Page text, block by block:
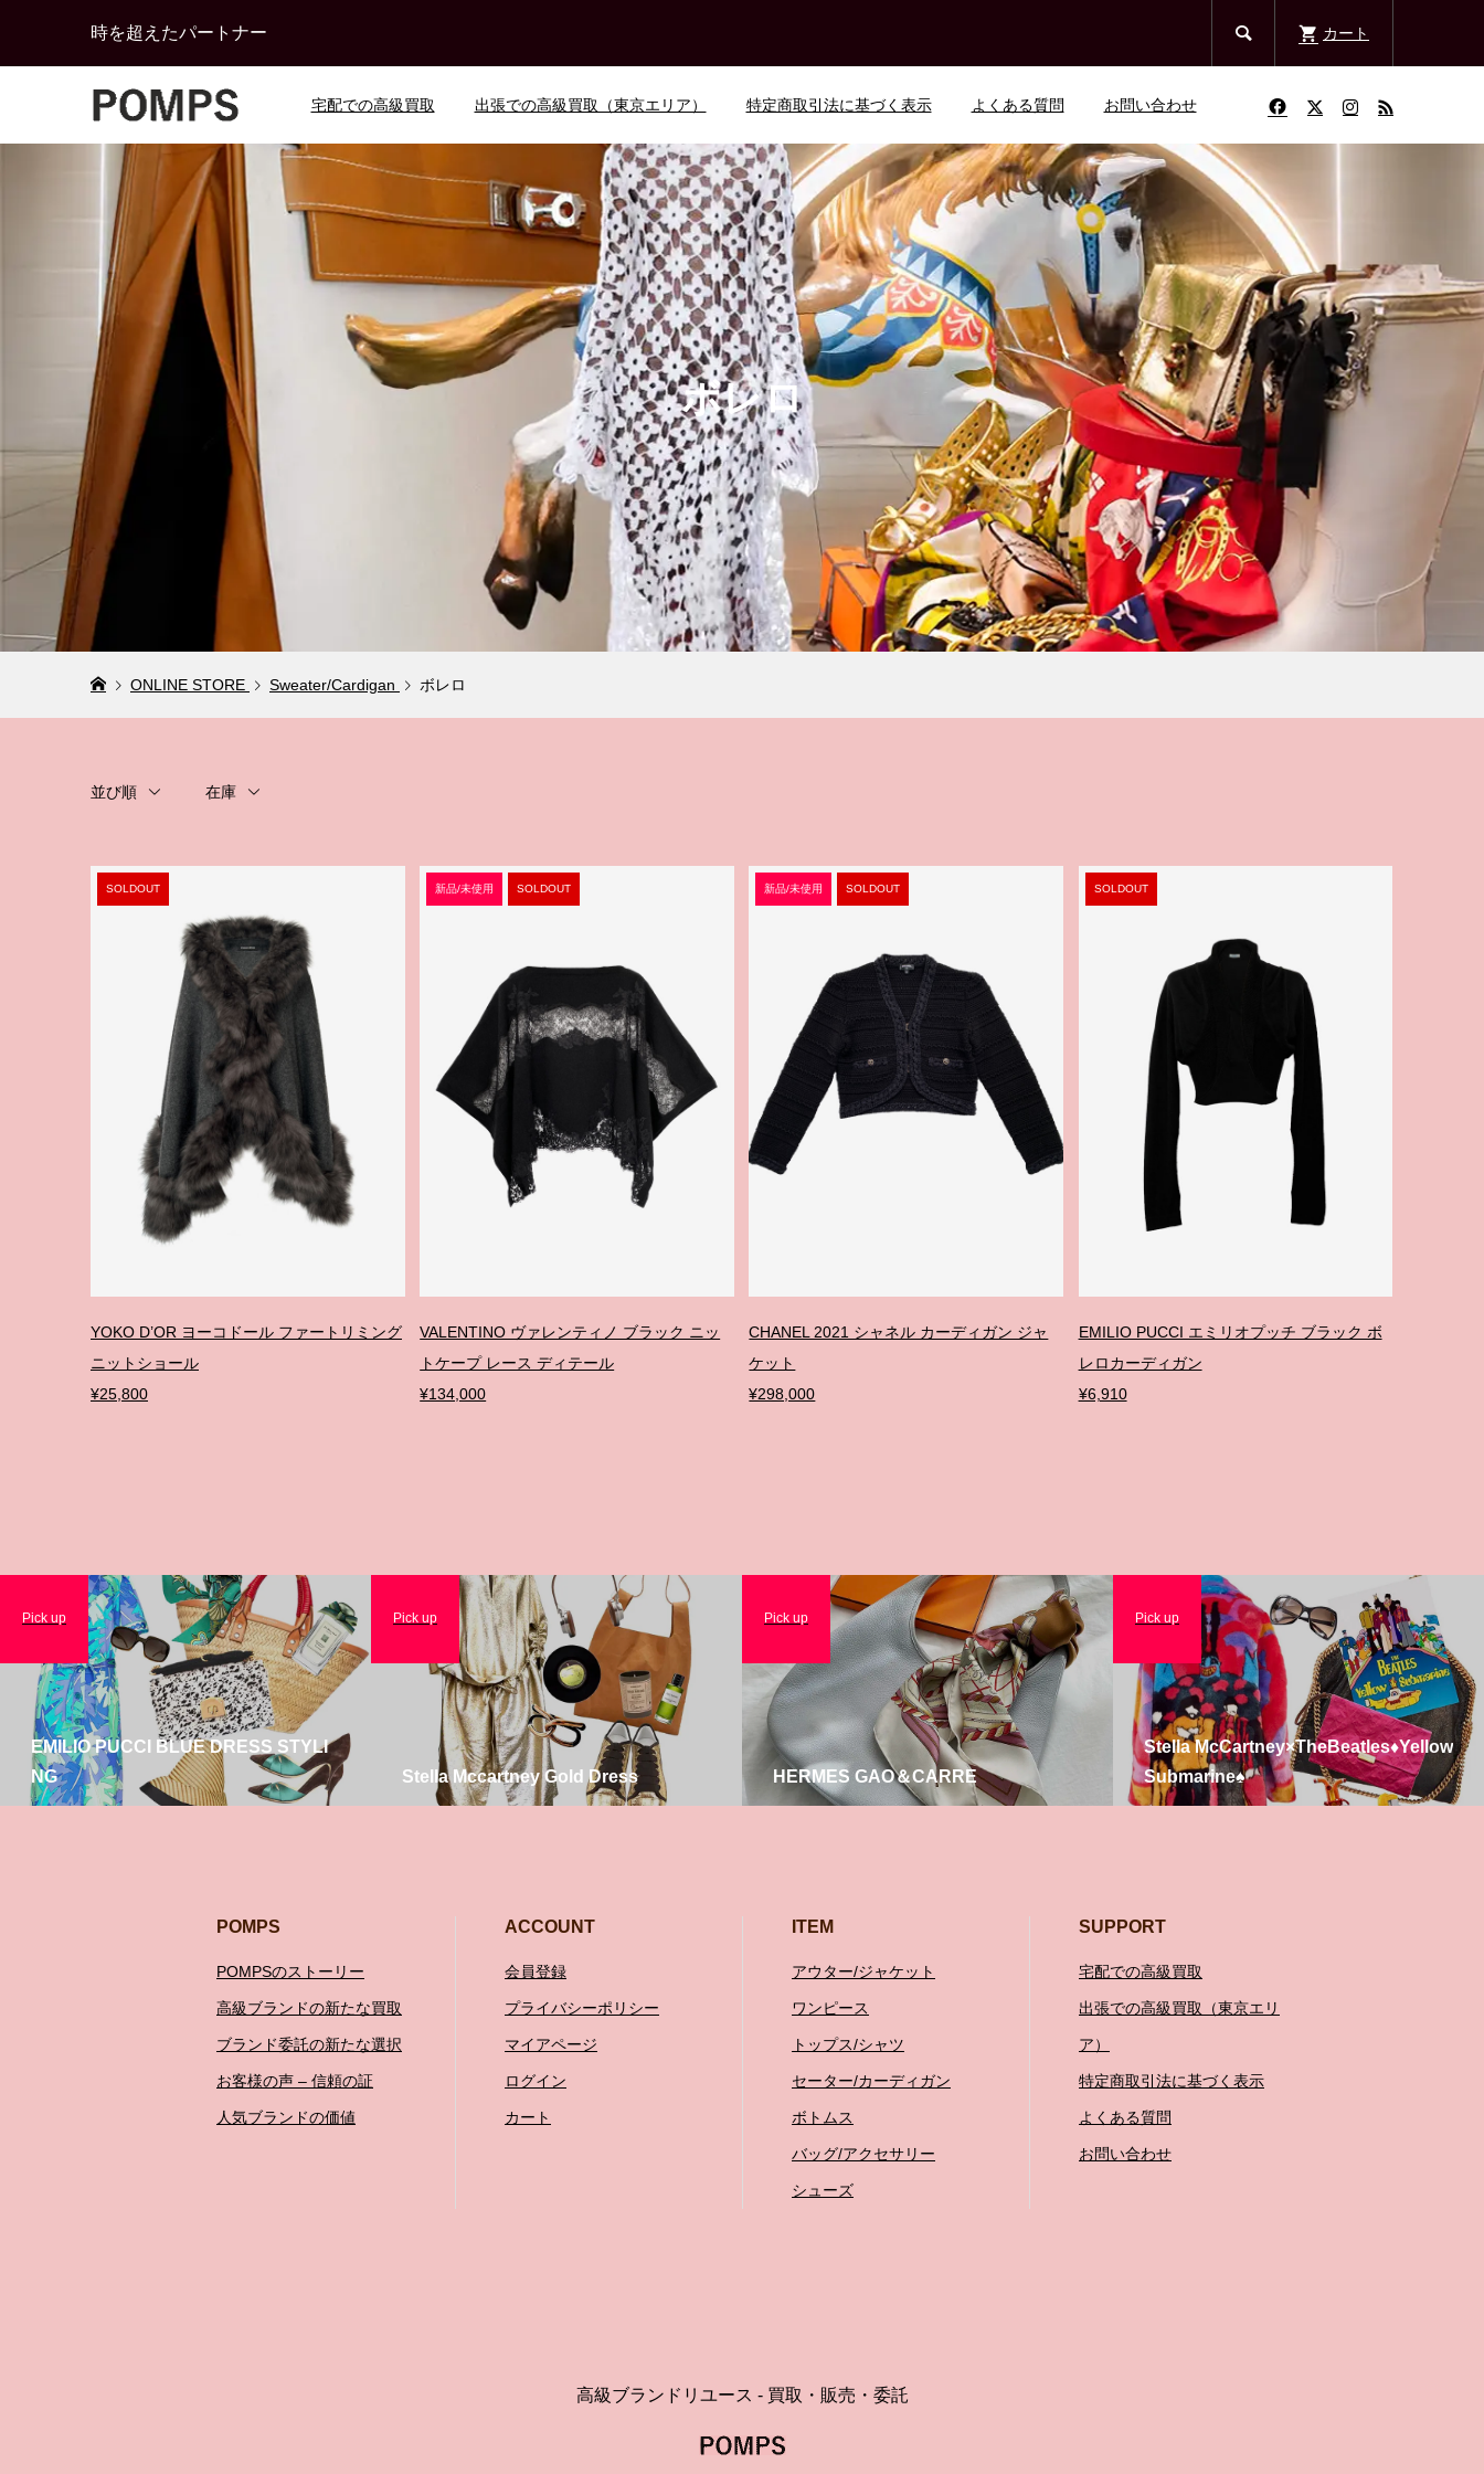
時を超えたパートナー  カート
宅配での高級買取 出張での高級買取（東京エリア） 特定商取引法に基づく表示 よくある質問 お問い合わせ
ボレロ
ONLINE STORE Sweater/Cardigan ボレロ
並び順 在庫
SOLDOUT
YOKO D’OR ヨーコドール ファートリミング
ニットショール
¥25,800
新品/未使用 SOLDOUT
VALENTINO ヴァレンティノ ブラック ニッ
トケープ レース ディテール
¥134,000
新品/未使用 SOLDOUT
CHANEL 2021 シャネル カーディガン ジャ
ケット
¥298,000
SOLDOUT
EMILIO PUCCI エミリオプッチ ブラック ボ
レロカーディガン
¥6,910
EMILIO PUCCI BLUE DRESS STYLI
NG
Pick up
Stella Mccartney Gold Dress
Pick up
HERMES GAO＆CARRE
Pick up
Stella McCartney×TheBeatles♦️Yellow
Submarine♠️
Pick up
POMPS
POMPSのストーリー
高級ブランドの新たな買取
ブランド委託の新たな選択
お客様の声 – 信頼の証
人気ブランドの価値
ACCOUNT
会員登録
プライバシーポリシー
マイアページ
ログイン
カート
ITEM
アウター/ジャケット
ワンピース
トップス/シャツ
セーター/カーディガン
ボトムス
バッグ/アクセサリー
シューズ
SUPPORT
宅配での高級買取
出張での高級買取（東京エリ
ア）
特定商取引法に基づく表示
よくある質問
お問い合わせ
高級ブランドリユース - 買取・販売・委託